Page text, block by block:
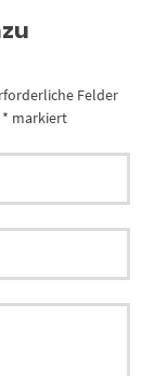
Felder
* markiert